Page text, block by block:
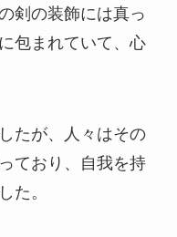
剣の装飾には真っ
包まれていて、心
たが、人々はその
ており、自我を持
た。